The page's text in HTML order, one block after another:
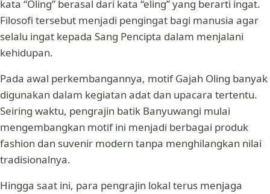
kata “Oling” berasal dari kata “eling” yang berarti ingat.
Filosofi tersebut menjadi pengingat bagi manusia agar
selalu ingat kepada Sang Pencipta dalam menjalani
kehidupan.
Pada awal perkembangannya, motif Gajah Oling banyak
digunakan dalam kegiatan adat dan upacara tertentu.
Seiring waktu, pengrajin batik Banyuwangi mulai
mengembangkan motif ini menjadi berbagai produk
fashion dan suvenir modern tanpa menghilangkan nilai
tradisionalnya.
Hingga saat ini, para pengrajin lokal terus menjaga